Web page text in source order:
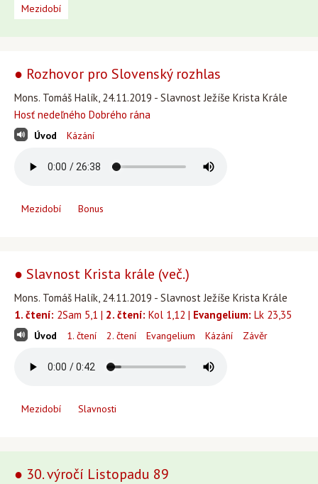
Mezidobí
● Rozhovor pro Slovenský rozhlas
Mons. Tomáš Halík, 24.11.2019 - Slavnost Ježíše Krista Krále
Hosť nedeľného Dobrého rána
Úvod Kázání
Mezidobí Bonus
● Slavnost Krista krále (več.)
Mons. Tomáš Halík, 24.11.2019 - Slavnost Ježíše Krista Krále
1. čtení: 2Sam 5,1 | 2. čtení: Kol 1,12 | Evangelium: Lk 23,35
Úvod 1. čtení 2. čtení Evangelium Kázání Závěr
Mezidobí Slavnosti
● 30. výročí Listopadu 89